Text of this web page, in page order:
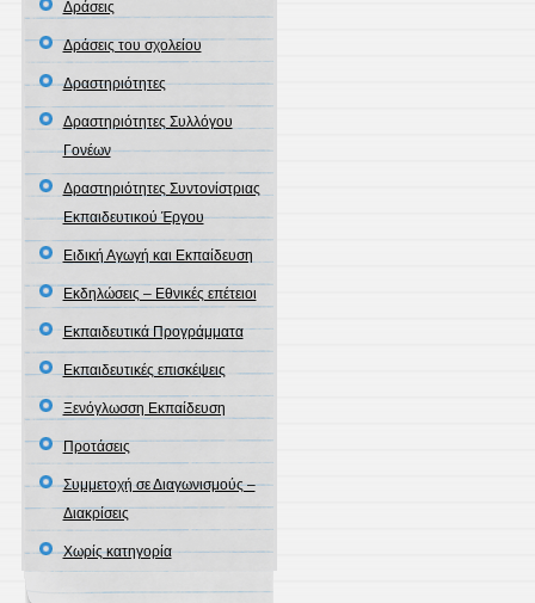
Δράσεις
Δράσεις του σχολείου
Δραστηριότητες
Δραστηριότητες Συλλόγου
Γονέων
Δραστηριότητες Συντονίστριας
Εκπαιδευτικού Έργου
Ειδική Αγωγή και Εκπαίδευση
Εκδηλώσεις – Εθνικές επέτειοι
Εκπαιδευτικά Προγράμματα
Εκπαιδευτικές επισκέψεις
Ξενόγλωσση Εκπαίδευση
Προτάσεις
Συμμετοχή σε Διαγωνισμούς –
Διακρίσεις
Χωρίς κατηγορία